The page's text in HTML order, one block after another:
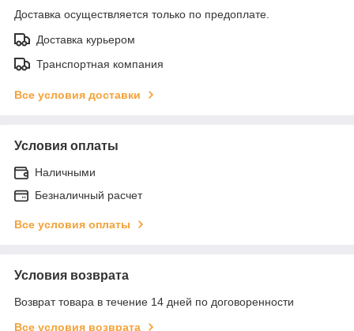
Доставка осуществляется только по предоплате.
Доставка курьером
Транспортная компания
Все условия доставки
Условия оплаты
Наличными
Безналичный расчет
Все условия оплаты
Условия возврата
Возврат товара в течение 14 дней по договоренности
Все условия возврата